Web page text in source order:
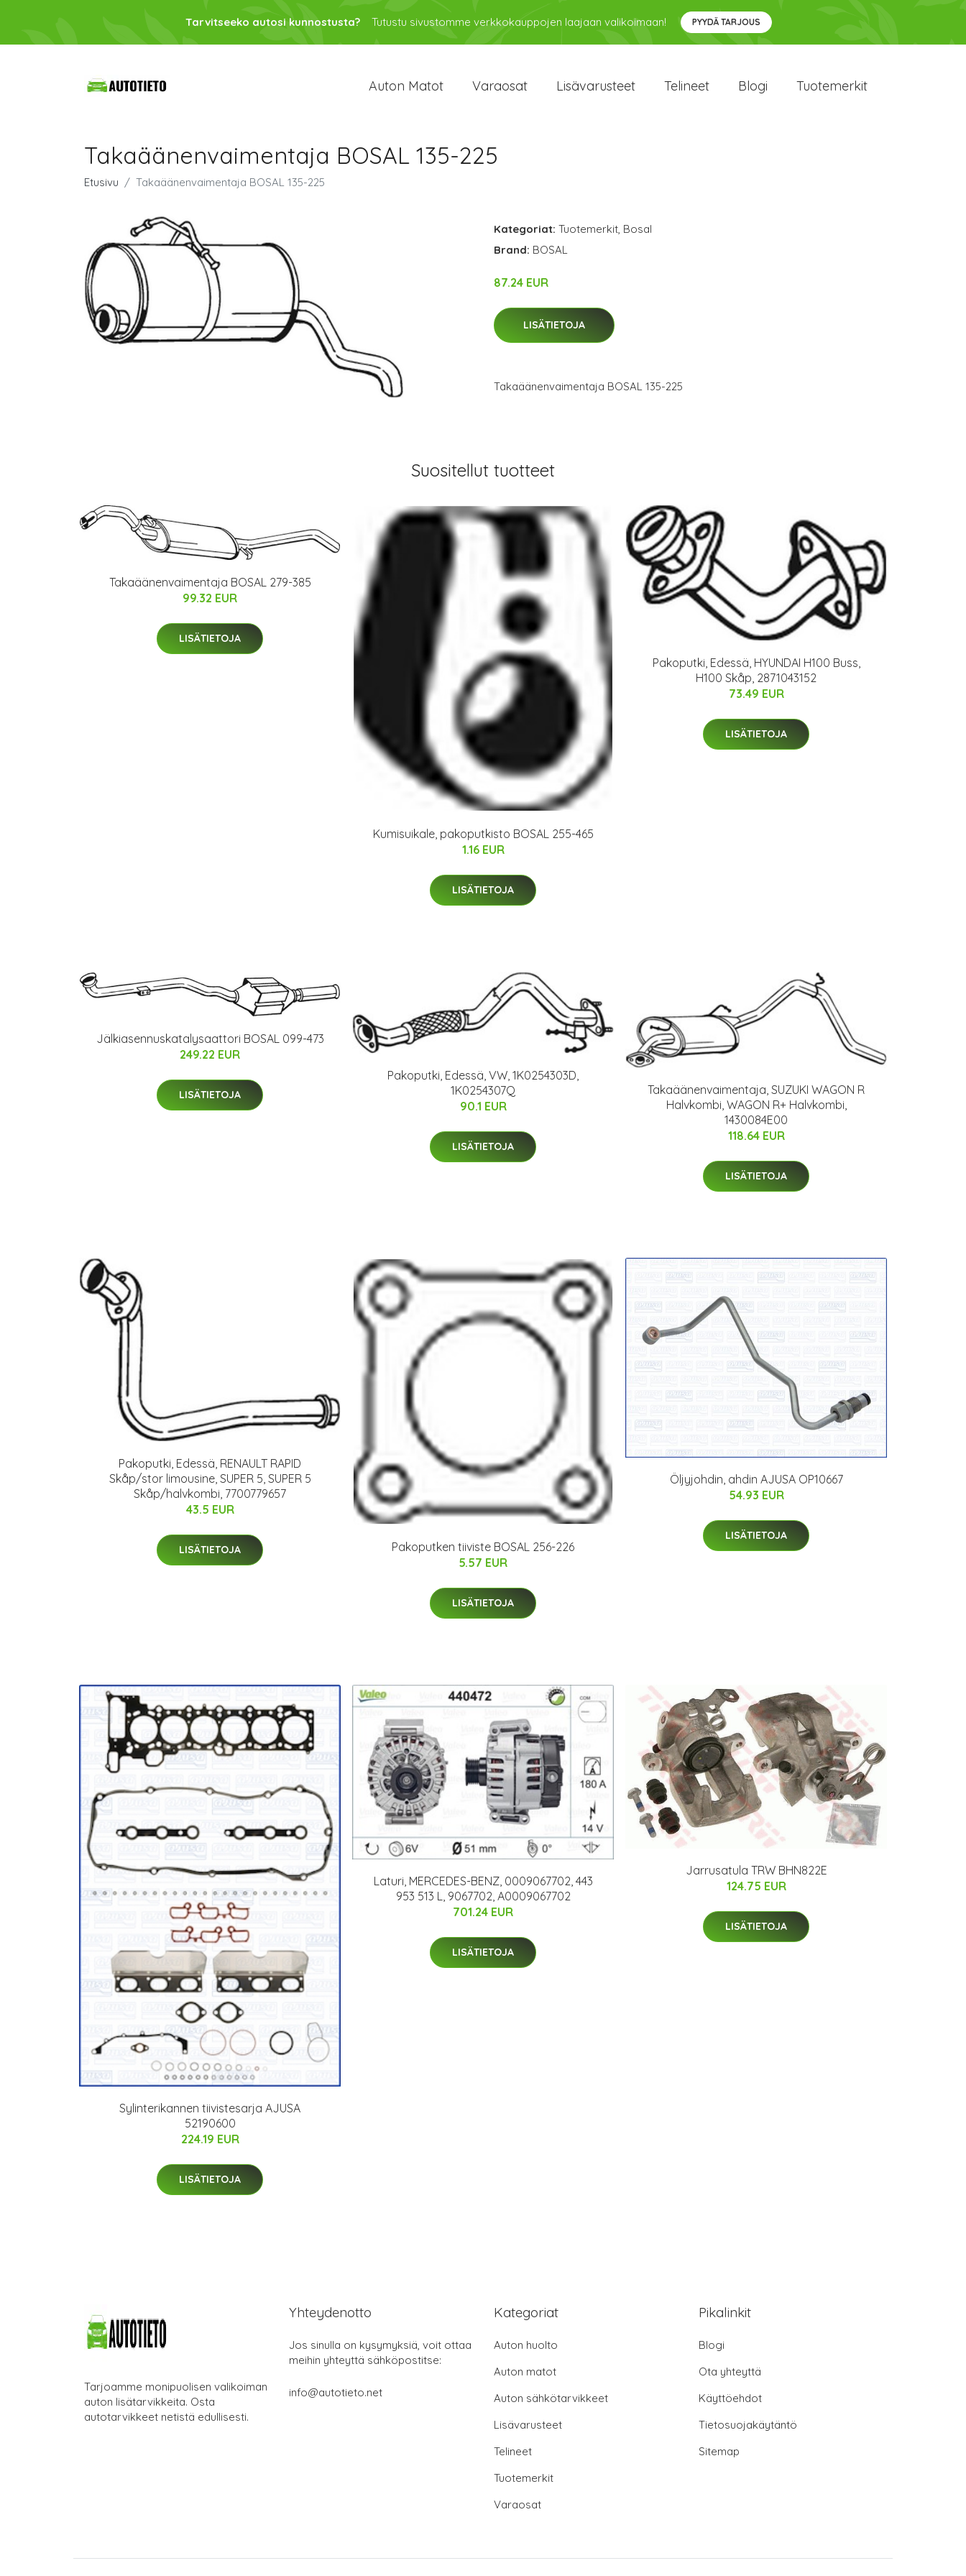
Tarvitseeko autosi kunnostusta? Tutustu sivustomme verkkokauppojen laajaan valikoimaan! PYYDÄ TARJOUS
Auton Matot Varaosat Lisävarusteet Telineet Blogi Tuotemerkit
Takaäänenvaimentaja BOSAL 135-225
Etusivu Takaäänenvaimentaja BOSAL 135-225
Kategoriat: Tuotemerkit, Bosal
Brand: BOSAL
87.24 EUR
LISÄTIETOJA
Takaäänenvaimentaja BOSAL 135-225
Suositellut tuotteet
Takaäänenvaimentaja BOSAL 279-385
99.32 EUR
LISÄTIETOJA
Kumisuikale, pakoputkisto BOSAL 255-465
1.16 EUR
LISÄTIETOJA
Pakoputki, Edessä, HYUNDAI H100 Buss,
H100 Skåp, 2871043152
73.49 EUR
LISÄTIETOJA
Jälkiasennuskatalysaattori BOSAL 099-473
249.22 EUR
LISÄTIETOJA
Pakoputki, Edessä, VW, 1K0254303D,
1K0254307Q
90.1 EUR
LISÄTIETOJA
Takaäänenvaimentaja, SUZUKI WAGON R
Halvkombi, WAGON R+ Halvkombi,
1430084E00
118.64 EUR
LISÄTIETOJA
Pakoputki, Edessä, RENAULT RAPID
Skåp/stor limousine, SUPER 5, SUPER 5
Skåp/halvkombi, 7700779657
43.5 EUR
LISÄTIETOJA
Pakoputken tiiviste BOSAL 256-226
5.57 EUR
LISÄTIETOJA
Öljyjohdin, ahdin AJUSA OP10667
54.93 EUR
LISÄTIETOJA
Sylinterikannen tiivistesarja AJUSA
52190600
224.19 EUR
LISÄTIETOJA
Laturi, MERCEDES-BENZ, 0009067702, 443
953 513 L, 9067702, A0009067702
701.24 EUR
LISÄTIETOJA
Jarrusatula TRW BHN822E
124.75 EUR
LISÄTIETOJA
Tarjoamme monipuolisen valikoiman
auton lisätarvikkeita. Osta
autotarvikkeet netistä edullisesti.
Yhteydenotto
Jos sinulla on kysymyksiä, voit ottaa
meihin yhteyttä sähköpostitse:
info@autotieto.net
Kategoriat
Auton huolto
Auton matot
Auton sähkötarvikkeet
Lisävarusteet
Telineet
Tuotemerkit
Varaosat
Pikalinkit
Blogi
Ota yhteyttä
Käyttöehdot
Tietosuojakäytäntö
Sitemap